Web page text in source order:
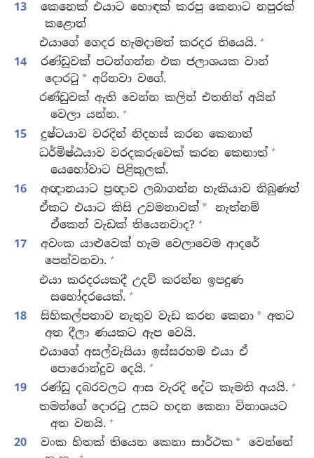
13
කෙනෙක් එයාට හොඳක් කරපු කෙනාට නපුරක්
කළොත්
එයාගේ ගෙදර හැමදාමත් කරදර තියෙයි. +
14
රණ්ඩුවක් පටන්ගන්න එක ජලාශයක වාන්
දොරටු * අරිනවා වගේ.
රණ්ඩුවක් ඇති වෙන්න කලින් එතනින් අයින්
වෙලා යන්න. +
15
දුෂ්ටයාව වරදින් නිදහස් කරන කෙනාත්
ධර්මිෂ්ඨයාව වරදකරුවෙක් කරන කෙනාත් +
යෙහෝවාට පිළිකුලක්.
16
අඥානයාට ප්‍රඥාව ලබාගන්න හැකියාව තිබුණත්
ඒකට එයාට කිසි උවමනාවක් * නැත්නම්
ඒකෙන් වැඩක් තියෙනවාද? +
17
අවංක යාළුවෙක් හැම වෙලාවෙම ආදරේ
පෙන්වනවා. +
එයා කරදරයකදී උදව් කරන්න ඉපදුණ
සහෝදරයෙක්. +
18 සිහිකල්පනාව නැතුව වැඩ කරන කෙනා * අතට
අත දීලා ණයකට ඇප වෙයි.
එයාගේ අසල්වැසියා ඉස්සරහම එයා ඒ
පොරොන්දුව දෙයි. +
19 රණ්ඩු දබරවලට ආස වැරදි දේට කැමති අයයි. +
තමන්ගේ දොරටු උසට හදන කෙනා විනාශයට
අත වනයි. +
20 වංක හිතක් තියෙන කෙනා සාර්ථක * වෙන්නේ